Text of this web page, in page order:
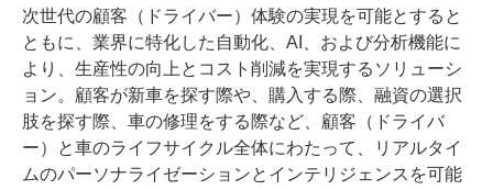
次世代の顧客（ドライバー）体験の実現を可能とすると
ともに、業界に特化した自動化、AI、および分析機能に
より、生産性の向上とコスト削減を実現するソリューシ
ョン。顧客が新車を探す際や、購入する際、融資の選択
肢を探す際、車の修理をする際など、顧客（ドライバ
ー）と車のライフサイクル全体にわたって、リアルタイ
ムのパーソナライゼーションとインテリジェンスを可能